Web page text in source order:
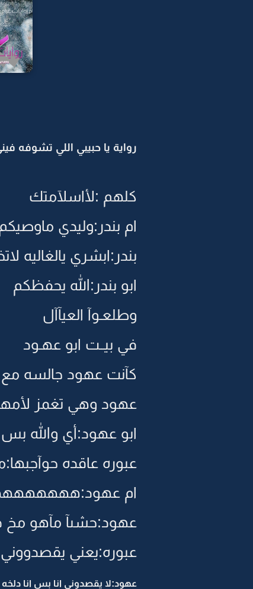
رواية يا حبيبي اللي تشوفه
كلهم :لأاسلآمتك
ام بندر:وليدي
بندر:ابشري يالغاليه
ابو بندر:الله يحفظكم
وطلعـوآ العيآآل
في بيــت ابو عهـود
كآنت عهود جالسه
عهود وهي تغمز
ابو عهود:أي والله بس
عبوره عاقده
ام عهود:ههههههههه
عهود:حشىآ مآهو
عبوره:يعني
عهود:لا يقصدوني انا بس انا